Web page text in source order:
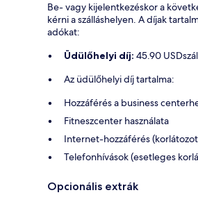
Be- vagy kijelentkezéskor a
kérni a szálláshelyen. A díjak
adókat:
Üdülőhelyi díj: 45.90
Az üdülőhelyi díj tartalma:
Hozzáférés a business
Fitneszcenter használata
Internet-hozzáférés
Telefonhívások (esetleges
Opcionális extrák